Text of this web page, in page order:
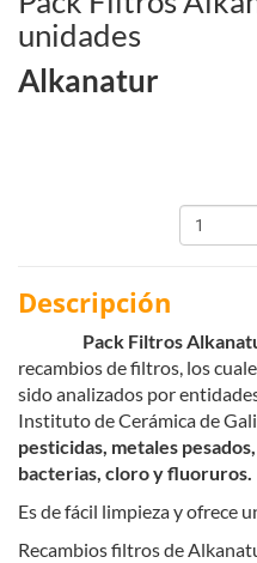
unidades
Alkanatur
Descripción
Pack Filtros
recambios de filtros, los
sido analizados por
Instituto de Cerámica de
pesticidas, metales
bacterias, cloro y fluoruros.
Es de fácil limpieza y ofrece
Recambios filtros de